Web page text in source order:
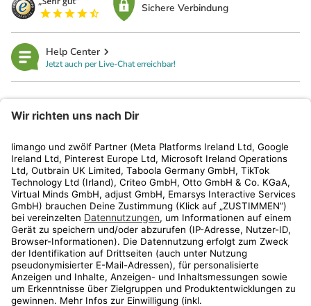
Sichere Verbindung
Help Center
Jetzt auch per Live-Chat erreichbar!
Kundenservice
Shop
Aktionen
Travel